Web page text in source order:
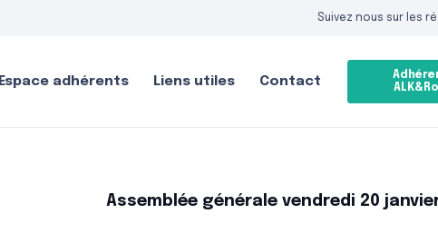
Suivez nous sur les
Espace adhérents Liens utiles Contact
Assemblée générale vendredi 20